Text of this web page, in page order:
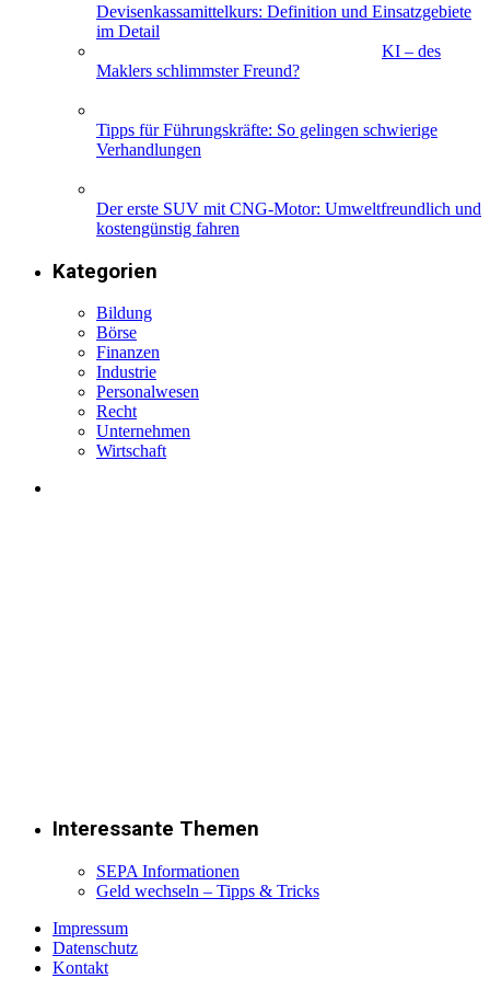
Devisenkassamittelkurs: Definition und Einsatzgebiete
im Detail
KI – des
Maklers schlimmster Freund?
Tipps für Führungskräfte: So gelingen schwierige
Verhandlungen
Der erste SUV mit CNG-Motor: Umweltfreundlich und
kostengünstig fahren
Kategorien
Bildung
Börse
Finanzen
Industrie
Personalwesen
Recht
Unternehmen
Wirtschaft
Interessante Themen
SEPA Informationen
Geld wechseln – Tipps & Tricks
Impressum
Datenschutz
Kontakt